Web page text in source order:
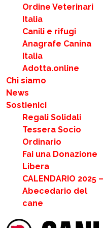
Ordine Veterinari
Italia
Canili e rifugi
Anagrafe Canina
Italia
Adotta.online
Chi siamo
News
Sostienici
Regali Solidali
Tessera Socio
Ordinario
Fai una Donazione
Libera
CALENDARIO 2025 –
Abecedario del
cane